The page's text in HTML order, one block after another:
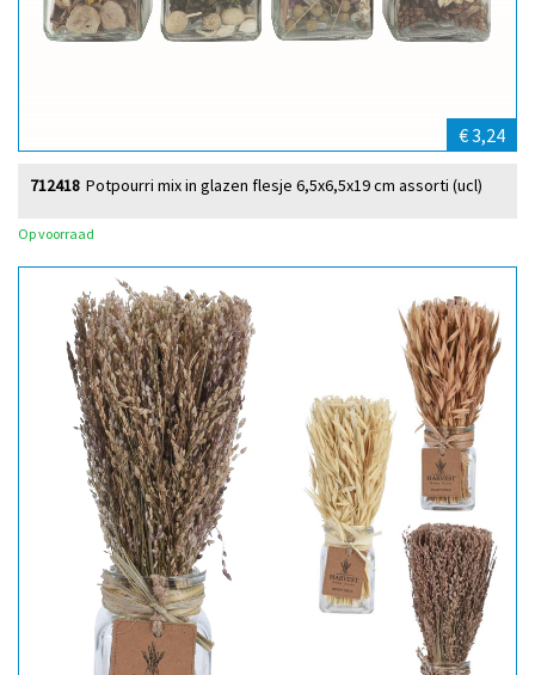
€ 3,24
Potpourri mix in glazen flesje 6,5x6,5x19 cm assorti (ucl)
712418
Op voorraad